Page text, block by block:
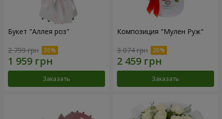
Букет "Аллея роз"
2 799 грн
Заказать
Композиция "Мулен Руж"
3 074 грн
Заказать